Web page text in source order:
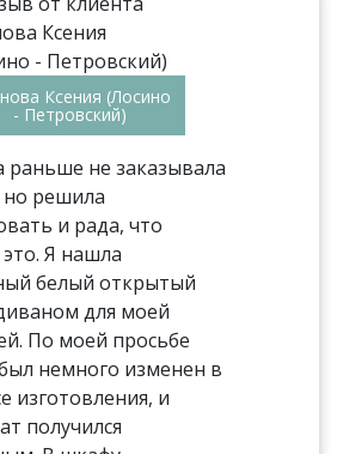
Ксения (Лосино
- Петровский)
раньше не заказывала
но решила
и рада, что
это. Я нашла
белый открытый
для моей
По моей просьбе
немного изменен в
изготовления, и
получился